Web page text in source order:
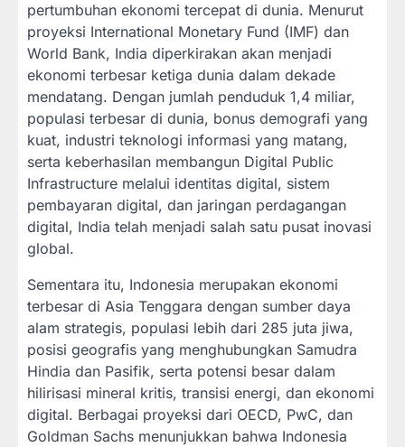
pertumbuhan ekonomi tercepat di dunia. Menurut
proyeksi International Monetary Fund (IMF) dan
World Bank, India diperkirakan akan menjadi
ekonomi terbesar ketiga dunia dalam dekade
mendatang. Dengan jumlah penduduk 1,4 miliar,
populasi terbesar di dunia, bonus demografi yang
kuat, industri teknologi informasi yang matang,
serta keberhasilan membangun Digital Public
Infrastructure melalui identitas digital, sistem
pembayaran digital, dan jaringan perdagangan
digital, India telah menjadi salah satu pusat inovasi
global.
Sementara itu, Indonesia merupakan ekonomi
terbesar di Asia Tenggara dengan sumber daya
alam strategis, populasi lebih dari 285 juta jiwa,
posisi geografis yang menghubungkan Samudra
Hindia dan Pasifik, serta potensi besar dalam
hilirisasi mineral kritis, transisi energi, dan ekonomi
digital. Berbagai proyeksi dari OECD, PwC, dan
Goldman Sachs menunjukkan bahwa Indonesia